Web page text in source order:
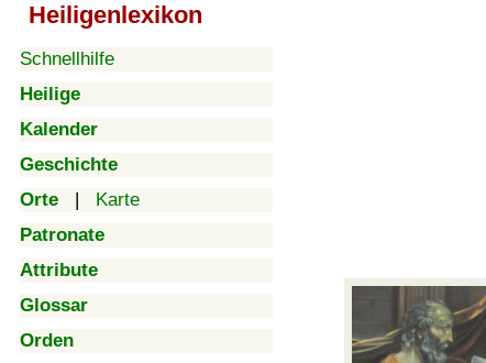
Heiligenlexikon
Schnellhilfe
Heilige
Kalender
Geschichte
Orte | Karte
Patronate
Attribute
Glossar
Orden